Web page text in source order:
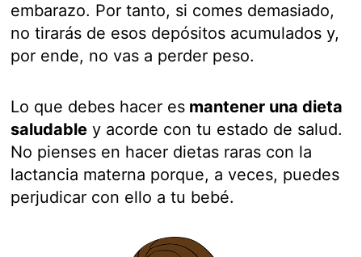
embarazo. Por tanto, si comes demasiado,
no tirarás de esos depósitos acumulados y,
por ende, no vas a perder peso.
Lo que debes hacer es mantener una dieta
saludable y acorde con tu estado de salud.
No pienses en hacer dietas raras con la
lactancia materna porque, a veces, puedes
perjudicar con ello a tu bebé.